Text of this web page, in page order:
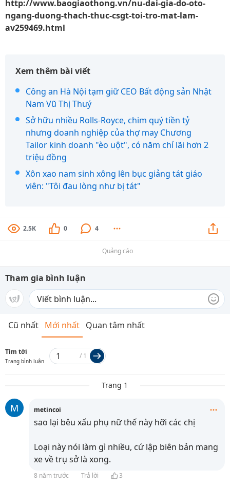
http://www.baogiaothong.vn/nu-dai-gia-do-oto-
ngang-duong-thach-thuc-csgt-toi-tro-mat-lam-
av259469.html
Xem thêm bài viết
Công an Hà Nội tạm giữ CEO Bất động sản Nhật
Nam Vũ Thị Thuý
Sở hữu nhiều Rolls-Royce, chim quý tiền tỷ
nhưng doanh nghiệp của thợ may Chương
Tailor kinh doanh "èo uột", có năm chỉ lãi hơn 2
triệu đồng
Xôn xao nam sinh xông lên bục giảng tát giáo
viên: "Tôi đau lòng như bị tát"
2.5K 0 4
Quảng cáo
Tham gia bình luận
Cũ nhất Mới nhất Quan tâm nhất
Tìm tới
Trang bình luận
/ 1
Trang 1
M metincoi
sao lại bêu xấu phụ nữ thế này hỡi các chị
Loại này nói làm gì nhiều, cứ lập biên bản mang
xe về trụ sở là xong.
8 năm trước Trả lời 3